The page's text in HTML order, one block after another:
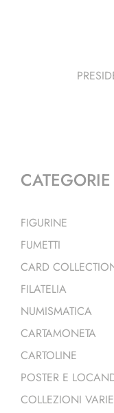
CATEGORIE
FIGURINE
FUMETTI
CARD
FILATELIA
NUMISMATICA
CARTAMONETA
CARTOLINE
POSTER E
COLLEZIONI VARIE